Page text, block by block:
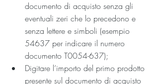
documento di acquisto senza gli
eventuali zeri che lo precedono e
senza lettere e simboli (esempio
54637 per indicare il numero
documento T0054-637);
Digitare l’importo del primo prodotto
presente sul documento di acquisto